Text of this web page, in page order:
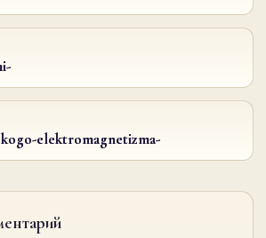
elektromagnetizma-